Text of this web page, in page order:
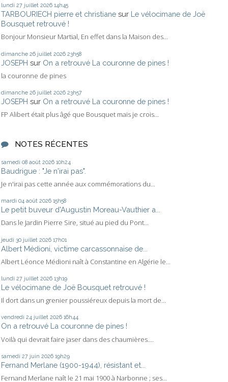
lundi 27 juillet 2026 14h45
TARBOURIECH pierre et christiane sur Le vélocimane de Joë
Bousquet retrouvé !
Bonjour Monsieur Martial, En effet dans la Maison des...
dimanche 26 juillet 2026 23h58
JOSEPH sur On a retrouvé La couronne de pines !
la couronne de pines
dimanche 26 juillet 2026 23h57
JOSEPH sur On a retrouvé La couronne de pines !
FP Alibert était plus âgé que Bousquet mais je crois...
NOTES RÉCENTES
samedi 08 août 2026 10h24
Baudrigue : "Je n'irai pas".
Je n'irai pas cette année aux commémorations du...
mardi 04 août 2026 15h58
Le petit buveur d'Augustin Moreau-Vauthier a...
Dans le Jardin Pierre Sire, situé au pied du Pont...
jeudi 30 juillet 2026 17h01
Albert Médioni, victime carcassonnaise de...
Albert Léonce Médioni naît à Constantine en Algérie le...
lundi 27 juillet 2026 13h19
Le vélocimane de Joë Bousquet retrouvé !
Il dort dans un grenier poussiéreux depuis la mort de...
vendredi 24 juillet 2026 16h44
On a retrouvé La couronne de pines !
Voilà qui devrait faire jaser dans des chaumières....
samedi 27 juin 2026 19h29
Fernand Merlane (1900-1944), résistant et...
Fernand Merlane naît le 21 mai 1900 à Narbonne ; ses...